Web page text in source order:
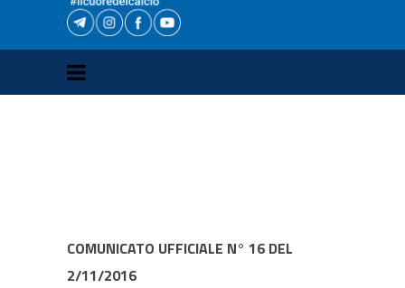
COMUNICATO UFFICIALE N° 16 DEL
2/11/2016